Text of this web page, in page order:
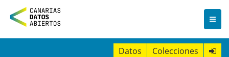
Datos Colecciones